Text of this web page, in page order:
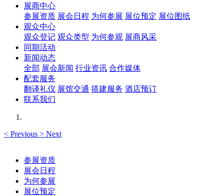
展商中心
参展资质 展会日程 为何参展 展位预定 展位图纸
观众中心
观众登记 观众类型 为何参观 展商风采
同期活动
新闻动态
全部 展会新闻 行业资讯 合作媒体
配套服务
翻译礼仪 展馆交通 搭建服务 酒店预订
联系我们
< Previous > Next
参展资质
展会日程
为何参展
展位预定